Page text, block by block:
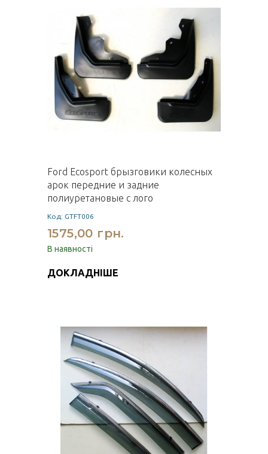
Ford Ecosport брызговики колесных
арок передние и задние
полиуретановые с лого
Код: GTFT006
1575,00 грн.
В наявності
ДОКЛАДНІШЕ